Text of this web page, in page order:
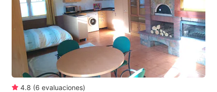
4.8 (6 evaluaciones)